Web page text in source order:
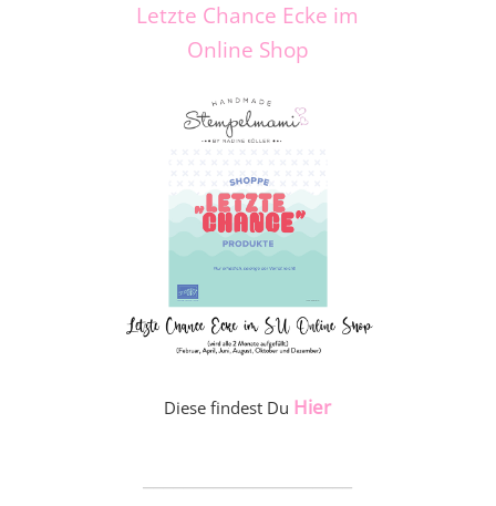
Letzte Chance Ecke im
Online Shop
Diese findest Du Hier